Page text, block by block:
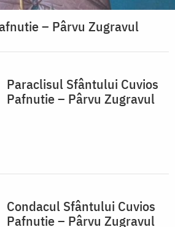
– Pârvu Zugravul
Paraclisul Sfântului Cuvios
Pafnutie – Pârvu Zugravul
Condacul Sfântului Cuvios
Pafnutie – Pârvu Zugravul